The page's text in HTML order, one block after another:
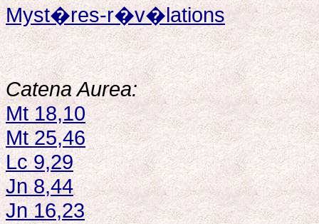
Myst�res-r�v�lations
Catena Aurea:
Mt 18,10
Mt 25,46
Lc 9,29
Jn 8,44
Jn 16,23